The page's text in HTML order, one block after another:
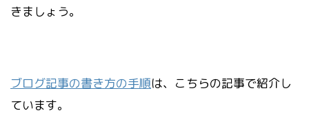
きましょう。
ブログ記事の書き方の手順は、こちらの記事で紹介し
ています。